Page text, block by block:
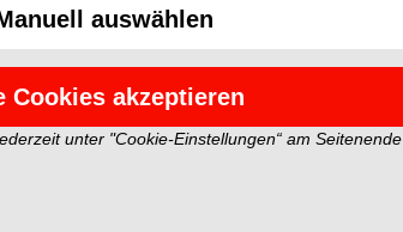
angsteinflößenden Situationen
beiden Szenarien können sich
Institut will seine
Konfrontation damit helfen,
Zahnarztbesuch sogar mit
auswählen
Cookies akzeptieren
unter "Cookie-Einstellungen“ am Seitenende